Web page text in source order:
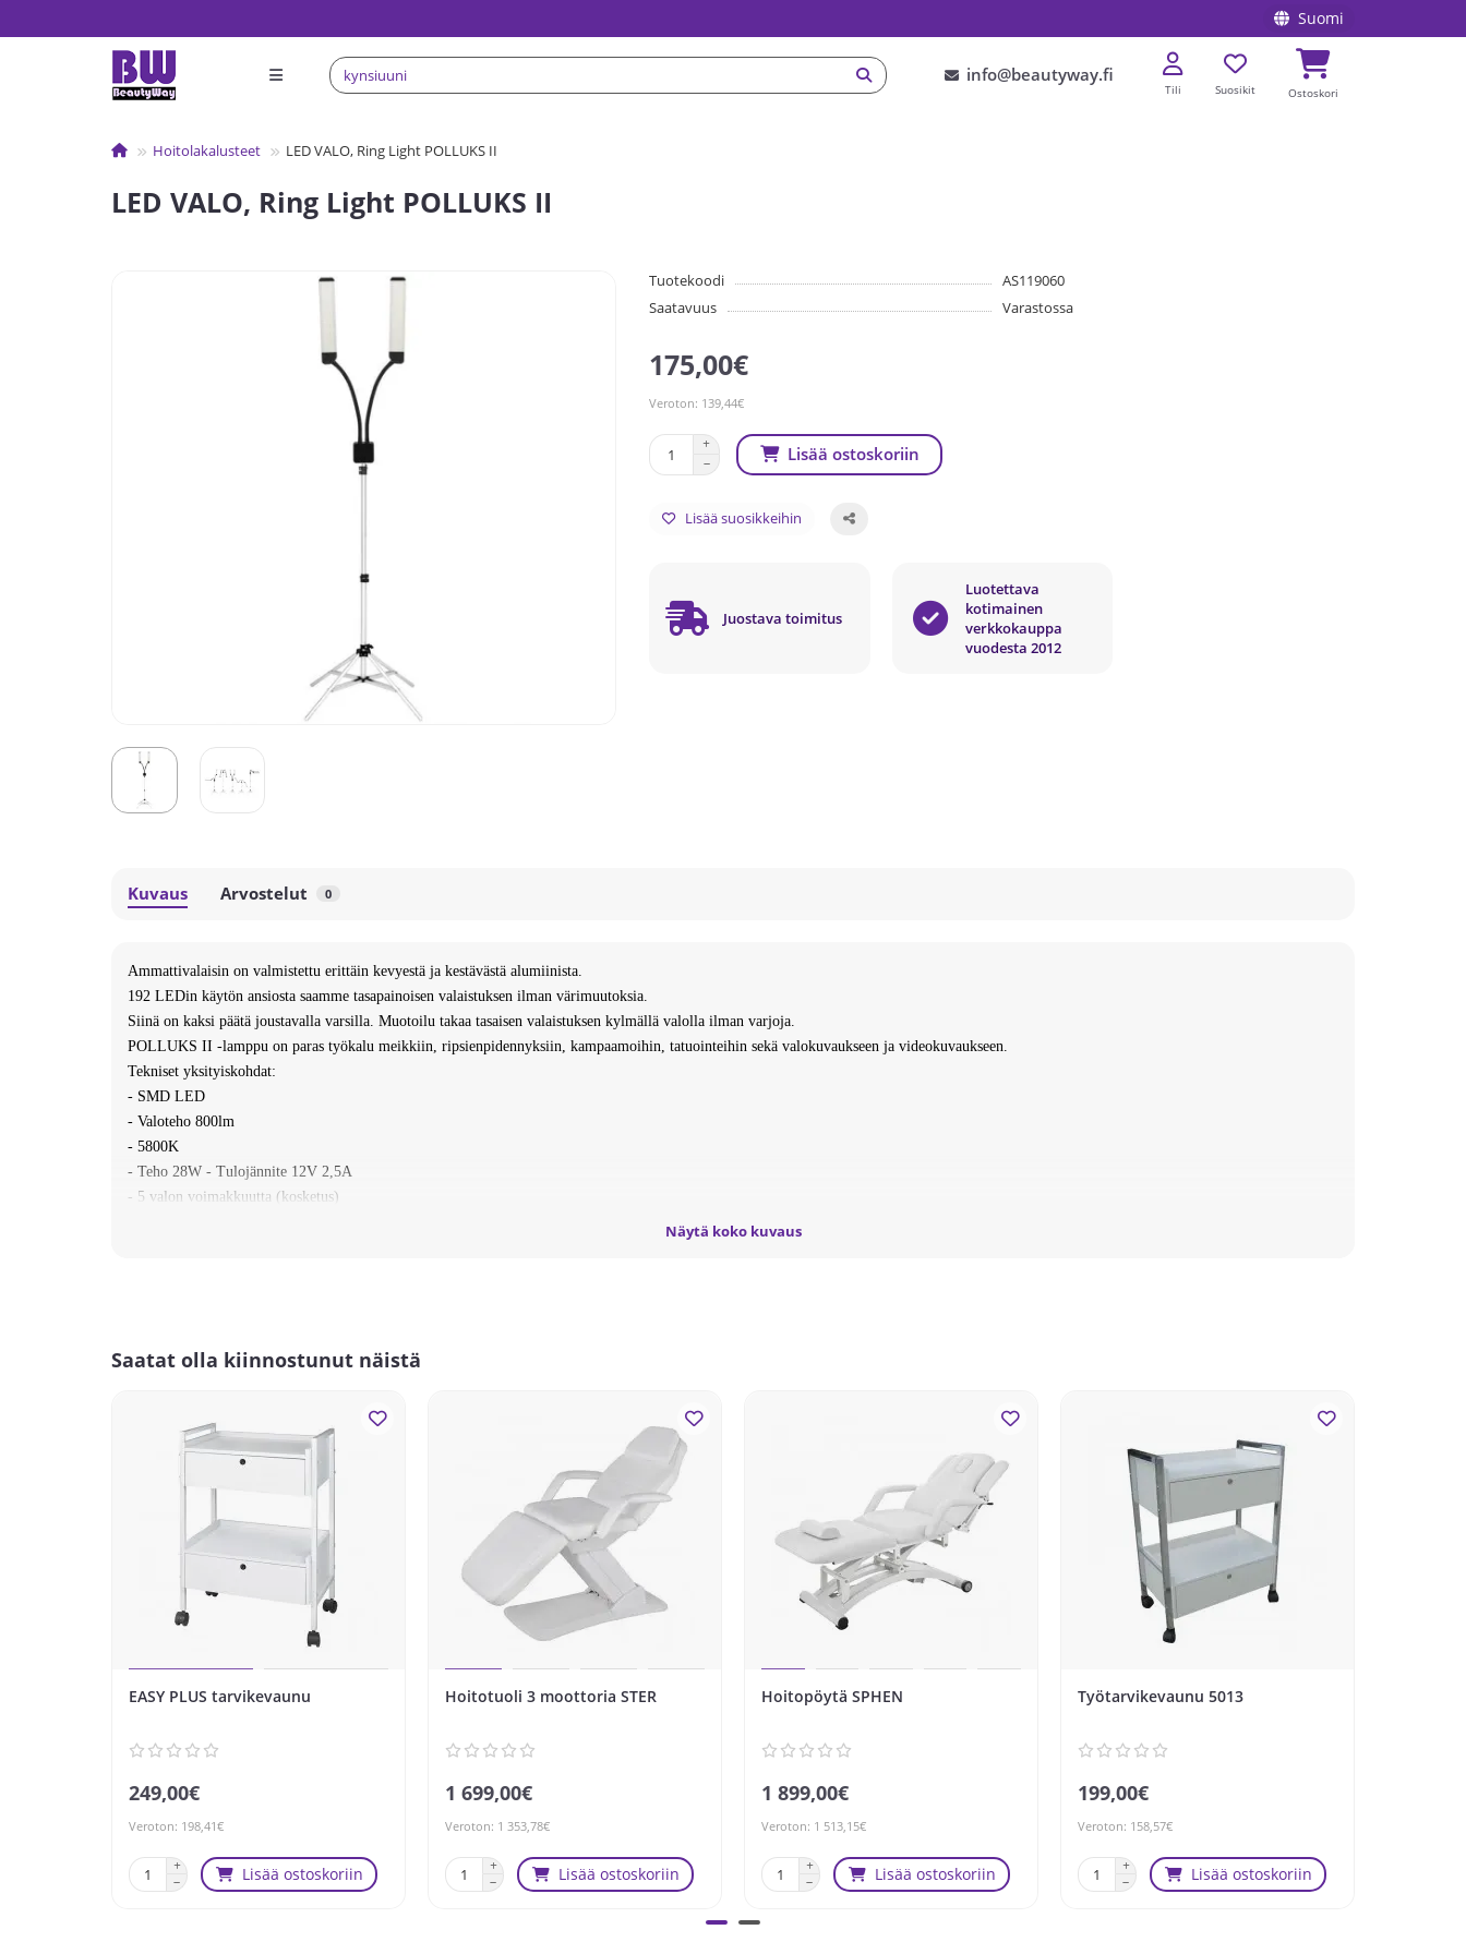
Suomi
info@beautyway.fi
Tili Suosikit Ostoskori
Hoitolakalusteet LED VALO, Ring Light POLLUKS II
LED VALO, Ring Light POLLUKS II
Tuotekoodi
AS119060
Saatavuus
Varastossa
175,00€
Veroton: 139,44€
Lisää ostoskoriin
Lisää suosikkeihin
Juostava toimitus
Luotettava
kotimainen
verkkokauppa
vuodesta 2012
Kuvaus Arvostelut 0
Ammattivalaisin on valmistettu erittäin kevyestä ja kestävästä alumiinista.
192 LEDin käytön ansiosta saamme tasapainoisen valaistuksen ilman värimuutoksia.
Siinä on kaksi päätä joustavalla varsilla. Muotoilu takaa tasaisen valaistuksen kylmällä valolla ilman varjoja.
POLLUKS II -lamppu on paras työkalu meikkiin, ripsienpidennyksiin, kampaamoihin, tatuointeihin sekä valokuvaukseen ja videokuvaukseen.
Tekniset yksityiskohdat:
- SMD LED
- Valoteho 800lm
- 5800K
- Teho 28W - Tulojännite 12V 2,5A
- 5 valon voimakkuutta (kosketus)
- Laturi
Toimitusaika 5-7 päivää.
Näytä koko kuvaus
Saatat olla kiinnostunut näistä
EASY PLUS tarvikevaunu
249,00€
Veroton: 198,41€
Lisää ostoskoriin
Hoitotuoli 3 moottoria STER
1 699,00€
Veroton: 1 353,78€
Lisää ostoskoriin
Hoitopöytä SPHEN
1 899,00€
Veroton: 1 513,15€
Lisää ostoskoriin
Työtarvikevaunu 5013
199,00€
Veroton: 158,57€
Lisää ostoskoriin